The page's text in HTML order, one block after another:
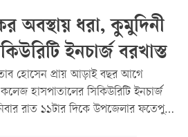
অবস্থায় ধরা, কুমুদিনী
ইনচার্জ বরখাস্ত
হোসেন প্রায় আড়াই বছর আগে
হাসপাতালের সিকিউরিটি ইনচার্জ
রাত ১১টার দিকে উপজেলার ফতেপুর